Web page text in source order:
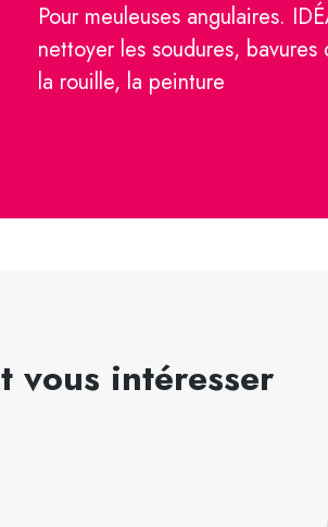
Pour meuleuses angulaires.
nettoyer les soudures, bavures
la rouille, la peinture
vous intéresser